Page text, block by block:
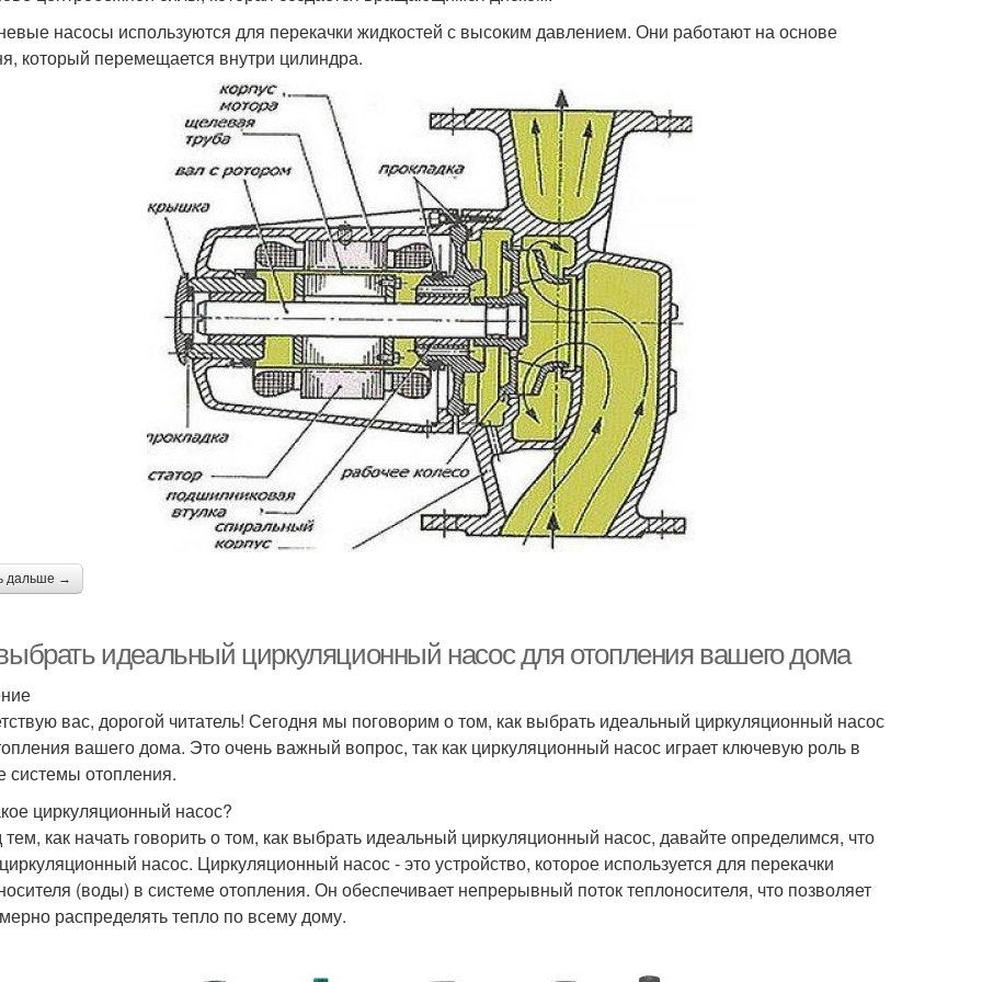
насосы используются для перекачки жидкостей с высоким давлением. Они работают на основе
который перемещается внутри цилиндра.
дальше →
идеальный циркуляционный насос для отопления вашего дома
вас, дорогой читатель! Сегодня мы поговорим о том, как выбрать идеальный циркуляционный насос
вашего дома. Это очень важный вопрос, так как циркуляционный насос играет ключевую роль в
системы отопления.
циркуляционный насос?
как начать говорить о том, как выбрать идеальный циркуляционный насос, давайте определимся, что
насос. Циркуляционный насос - это устройство, которое используется для перекачки
(воды) в системе отопления. Он обеспечивает непрерывный поток теплоносителя, что позволяет
распределять тепло по всему дому.